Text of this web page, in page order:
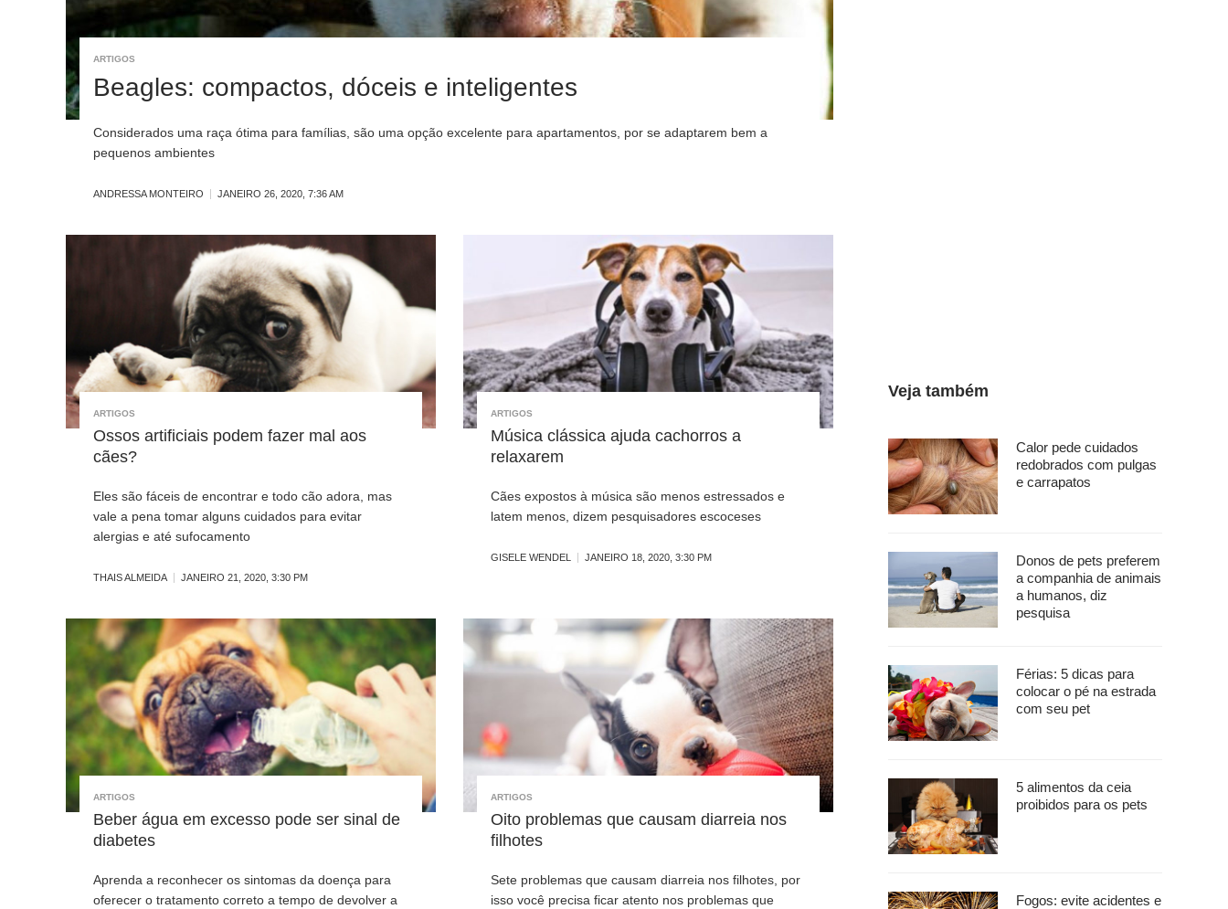
ARTIGOS
Beagles: compactos, dóceis e inteligentes
Considerados uma raça ótima para famílias, são uma opção excelente para apartamentos, por se adaptarem bem a
pequenos ambientes
ANDRESSA MONTEIRO JANEIRO 26, 2020, 7:36 AM
ARTIGOS
Ossos artificiais podem fazer mal aos
cães?
Eles são fáceis de encontrar e todo cão adora, mas
vale a pena tomar alguns cuidados para evitar
alergias e até sufocamento
THAIS ALMEIDA JANEIRO 21, 2020, 3:30 PM
ARTIGOS
Música clássica ajuda cachorros a
relaxarem
Cães expostos à música são menos estressados e
latem menos, dizem pesquisadores escoceses
GISELE WENDEL JANEIRO 18, 2020, 3:30 PM
ARTIGOS
Beber água em excesso pode ser sinal de
diabetes
Aprenda a reconhecer os sintomas da doença para
oferecer o tratamento correto a tempo de devolver a
ARTIGOS
Oito problemas que causam diarreia nos
filhotes
Sete problemas que causam diarreia nos filhotes, por
isso você precisa ficar atento nos problemas que
Veja também
Calor pede cuidados
redobrados com pulgas
e carrapatos
Donos de pets preferem
a companhia de animais
a humanos, diz
pesquisa
Férias: 5 dicas para
colocar o pé na estrada
com seu pet
5 alimentos da ceia
proibidos para os pets
Fogos: evite acidentes e